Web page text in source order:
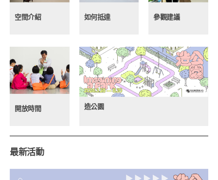
空間介紹 如何抵達 參觀建議
開放時間 造公園
最新活動